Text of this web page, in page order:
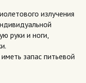
излучения
руки и ноги,
запас питьевой